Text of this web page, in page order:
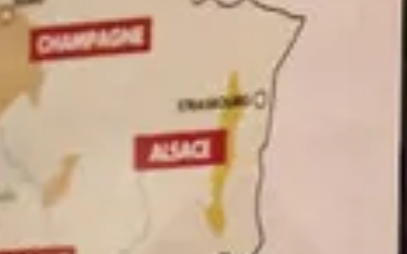
Cantine da visitare e degustazioni vini Chablis
Cantine da visitare e degustazioni vini Cognac
Cantine da visitare e degustazioni vini Colmar
Cantine da visitare e degustazioni champagne Epernay
Cantine da visitare e degustazioni vini Nizza
Cantine da visitare e degustazioni champagne Reims
Cantine da visitare e degustazioni vini Saint Emilion
Champagne Canard-Duchêne